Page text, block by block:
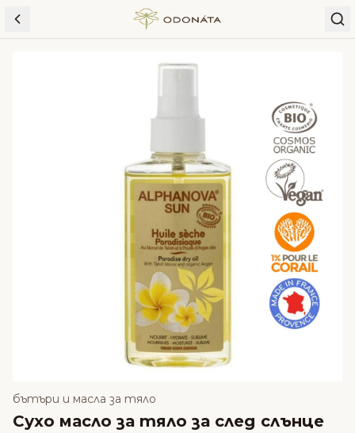
Skip to content
бътъри и масла за тяло
Сухо масло за тяло за след слънце